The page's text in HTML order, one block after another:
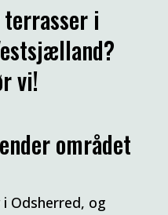
i
vi!
området
Odsherred, og